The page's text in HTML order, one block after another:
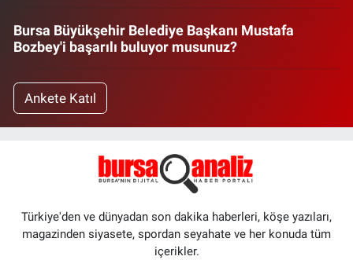
Bursa Büyükşehir Belediye Başkanı Mustafa
Bozbey'i başarılı buluyor musunuz?
Ankete Katıl
Türkiye'den ve dünyadan son dakika haberleri, köşe yazıları,
magazinden siyasete, spordan seyahate ve her konuda tüm
içerikler.